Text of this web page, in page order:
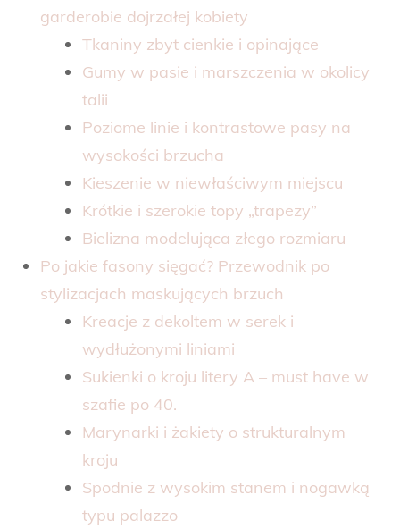
garderobie dojrzałej kobiety
Tkaniny zbyt cienkie i opinające
Gumy w pasie i marszczenia w okolicy
talii
Poziome linie i kontrastowe pasy na
wysokości brzucha
Kieszenie w niewłaściwym miejscu
Krótkie i szerokie topy „trapezy”
Bielizna modelująca złego rozmiaru
Po jakie fasony sięgać? Przewodnik po
stylizacjach maskujących brzuch
Kreacje z dekoltem w serek i
wydłużonymi liniami
Sukienki o kroju litery A – must have w
szafie po 40.
Marynarki i żakiety o strukturalnym
kroju
Spodnie z wysokim stanem i nogawką
typu palazzo